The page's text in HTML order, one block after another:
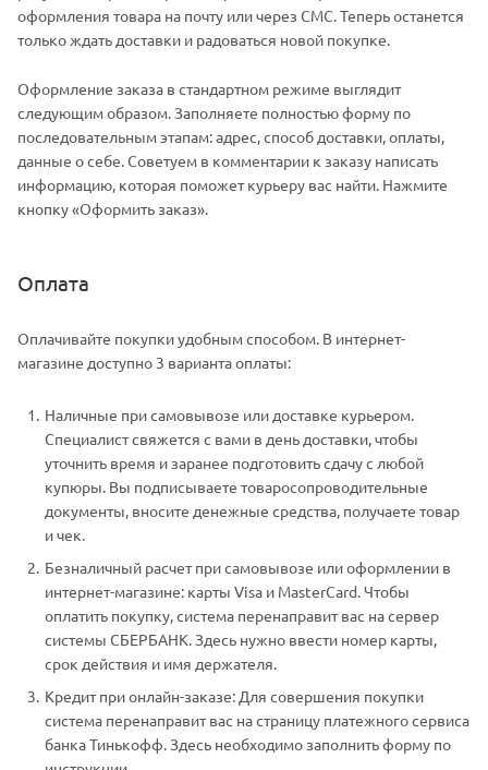
оформления товара на почту или через СМС. Теперь останется
только ждать доставки и радоваться новой покупке.
Оформление заказа в стандартном режиме выглядит
следующим образом. Заполняете полностью форму по
последовательным этапам: адрес, способ доставки, оплаты,
данные о себе. Советуем в комментарии к заказу написать
информацию, которая поможет курьеру вас найти. Нажмите
кнопку «Оформить заказ».
Оплата
Оплачивайте покупки удобным способом. В интернет-
магазине доступно 3 варианта оплаты:
Наличные при самовывозе или доставке курьером.
Специалист свяжется с вами в день доставки, чтобы
уточнить время и заранее подготовить сдачу с любой
купюры. Вы подписываете товаросопроводительные
документы, вносите денежные средства, получаете товар
и чек.
Безналичный расчет при самовывозе или оформлении в
интернет-магазине: карты Visa и MasterCard. Чтобы
оплатить покупку, система перенаправит вас на сервер
системы СБЕРБАНК. Здесь нужно ввести номер карты,
срок действия и имя держателя.
Кредит при онлайн-заказе: Для совершения покупки
система перенаправит вас на страницу платежного сервиса
банка Тинькофф. Здесь необходимо заполнить форму по